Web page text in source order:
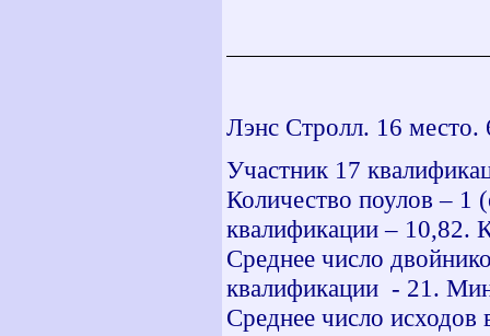
Лэнс Стролл. 16
Участник 17
Количество поулов –
квалификации – 10,82.
Среднее число
квалификации - 21.
Среднее число